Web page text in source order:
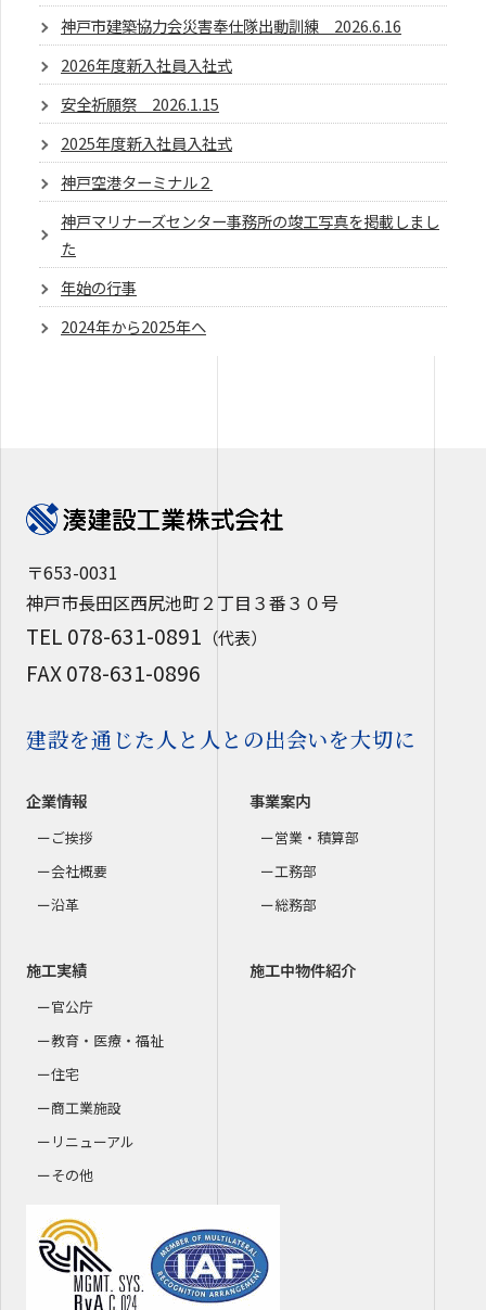
神戸市建築協力会災害奉仕隊出動訓練 2026.6.16
2026年度新入社員入社式
安全祈願祭 2026.1.15
2025年度新入社員入社式
神戸空港ターミナル２
神戸マリナーズセンター事務所の竣工写真を掲載しまし
た
年始の行事
2024年から2025年へ
〒653-0031
神戸市長田区西尻池町２丁目３番３０号
TEL 078-631-0891 （代表）
FAX 078-631-0896
建設を通じた人と人との出会いを大切に
企業情報
ご挨拶
会社概要
沿革
事業案内
営業・積算部
工務部
総務部
施工実績
官公庁
教育・医療・福祉
住宅
商工業施設
リニューアル
その他
施工中物件紹介